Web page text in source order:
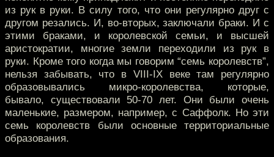
из рук в руки. В силу того, что они регулярно друг с
другом резались. И, во-вторых, заключали браки. И с
этими браками, и королевской семьи, и высшей
аристократии, многие земли переходили из рук в
руки. Кроме того когда мы говорим “семь королевств”,
нельзя забывать, что в VIII-IX веке там регулярно
образовывались микро-королевства, которые,
бывало, существовали 50-70 лет. Они были очень
маленькие, размером, например, с Саффолк. Но эти
семь королевств были основные территориальные
образования.